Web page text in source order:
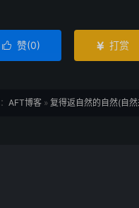
 赞(0)  打赏
AFT博客» 复得返自然的自然(自